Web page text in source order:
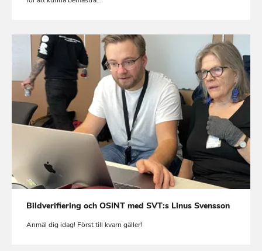
Bildverifiering och OSINT med SVT:s Linus Svensson
Anmäl dig idag! Först till kvarn gäller!